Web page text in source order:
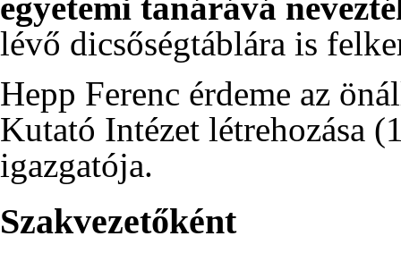
lévő dicsőségtáblára is
Hepp Ferenc érdeme az
Kutató Intézet létrehozása (
igazgatója.
Szakvezetőként